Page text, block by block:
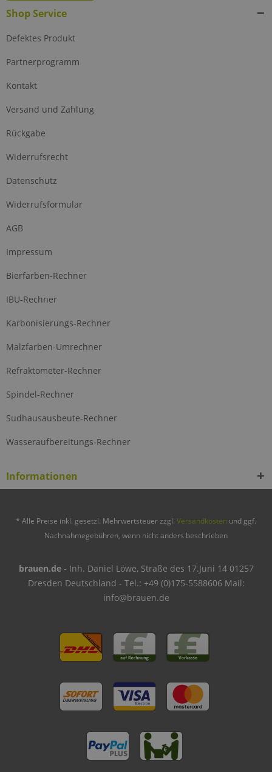
Shop Service
Defektes Produkt
Partnerprogramm
Kontakt
Versand und Zahlung
Rückgabe
Widerrufsrecht
Datenschutz
Widerrufsformular
AGB
Impressum
Bierfarben-Rechner
IBU-Rechner
Karbonisierungs-Rechner
Malzfarben-Umrechner
Refraktometer-Rechner
Spindel-Rechner
Sudhausausbeute-Rechner
Wasseraufbereitungs-Rechner
Informationen
* Alle Preise inkl. gesetzl. Mehrwertsteuer zzgl. Versandkosten und ggf.
Nachnahmegebühren, wenn nicht anders beschrieben
brauen.de- Inh. Daniel Löwe, Straße des 17.Juni 14 01257
Dresden Deutschland - Tel.: +49 (0)175-5588606 Mail:
info@brauen.de